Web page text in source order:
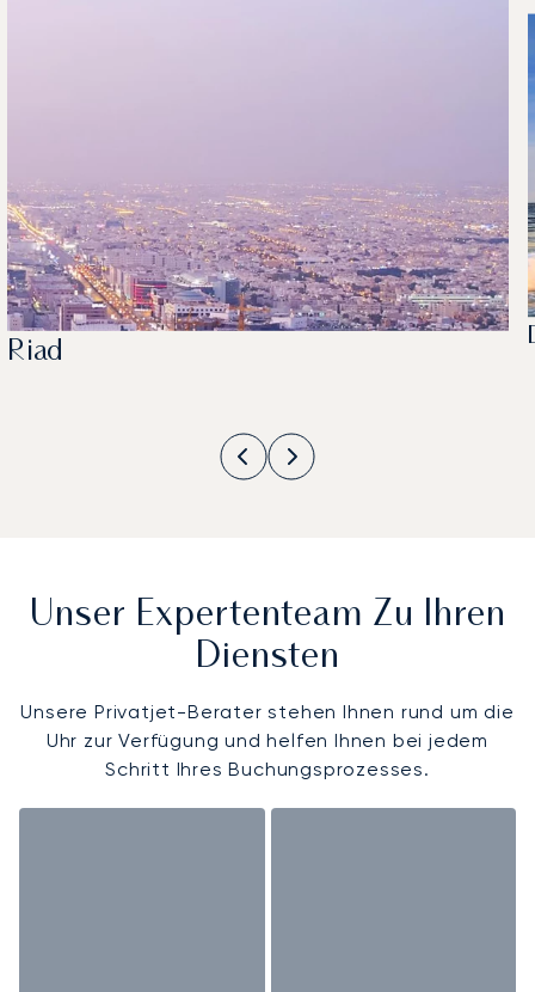
Riad
Unser Expertenteam Zu Ihren
Diensten
Unsere Privatjet-Berater stehen Ihnen rund um die
Uhr zur Verfügung und helfen Ihnen bei jedem
Schritt Ihres Buchungsprozesses.